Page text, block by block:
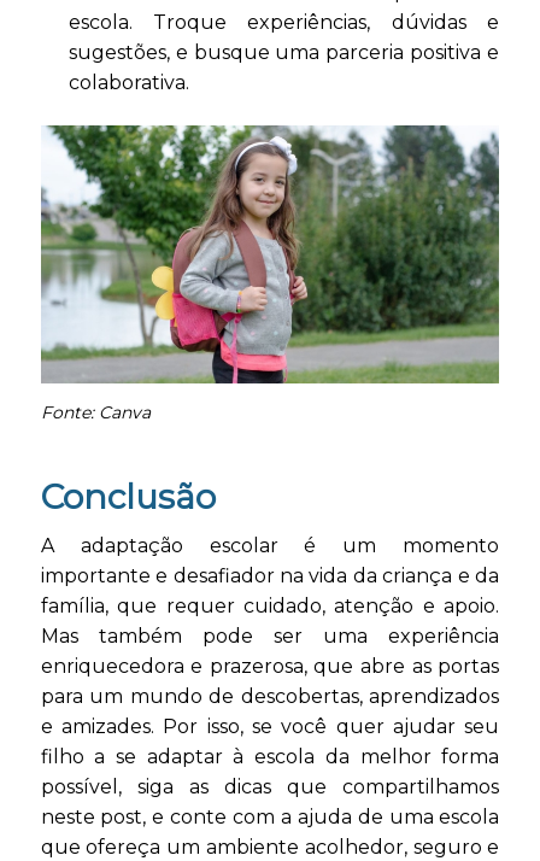
escola. Troque experiências, dúvidas e
sugestões, e busque uma parceria positiva e
colaborativa.
Fonte: Canva
Conclusão
A adaptação escolar é um momento
importante e desafiador na vida da criança e da
família, que requer cuidado, atenção e apoio.
Mas também pode ser uma experiência
enriquecedora e prazerosa, que abre as portas
para um mundo de descobertas, aprendizados
e amizades. Por isso, se você quer ajudar seu
filho a se adaptar à escola da melhor forma
possível, siga as dicas que compartilhamos
neste post, e conte com a ajuda de uma escola
que ofereça um ambiente acolhedor, seguro e